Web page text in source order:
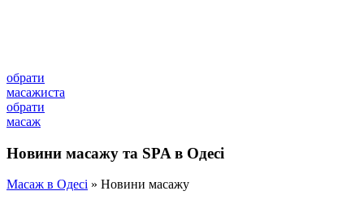
обрати
масажиста
обрати
масаж
Новини масажу та SPA в Одесі
Масаж в Одесі » Новини масажу